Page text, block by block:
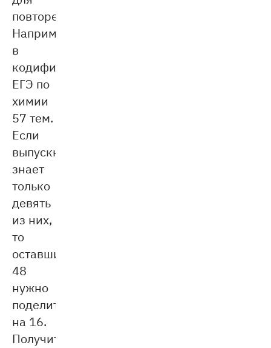
повторения.
Например,
в
кодификаторе
ЕГЭ по
химии
57 тем.
Если
выпускник
знает
только
девять
из них,
то
оставшиеся
48
нужно
поделить
на 16.
Получится